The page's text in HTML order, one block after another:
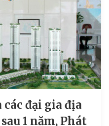
đại gia địa
1 năm, Phát